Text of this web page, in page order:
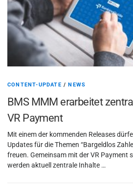
CONTENT-UPDATE /NEWS
BMS MMM erarbeitet
VR Payment
Mit einem der kommenden Releases
Updates für die Themen “Bargeldlos
freuen. Gemeinsam mit der VR Payment
werden aktuell zentrale Inhalte …